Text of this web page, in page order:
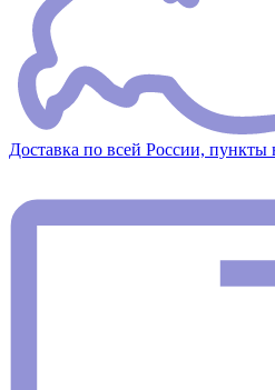
Доставка по всей России,